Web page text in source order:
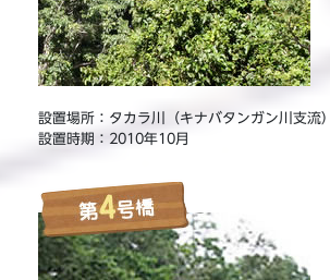
設置場所：タカラ川（キナバタンガン川支流）
設置時期：2010年10月